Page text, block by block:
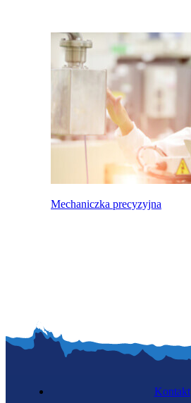
Mechaniczka precyzyjna
Kontakt